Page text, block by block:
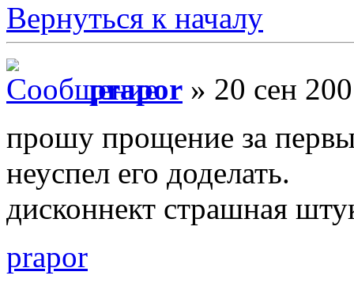
Вернуться к началу
prapor » 20 сен
прошу прощение за
неуспел его доделать.
дисконнект страшная
prapor